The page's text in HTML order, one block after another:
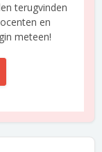
terugvinden
en
meteen!